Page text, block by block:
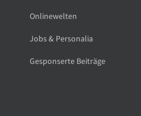
Onlinewelten
Jobs & Personalia
Gesponserte Beiträge